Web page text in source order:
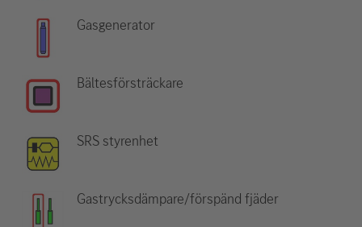
Gasgenerator
Bältesförsträckare
SRS styrenhet
Gastrycksdämpare/förspänd fjäder